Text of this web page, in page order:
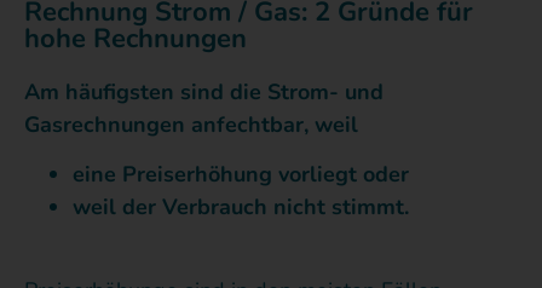
Rechnung Strom / Gas: 2 Gründe für
hohe Rechnungen
Am häufigsten sind die Strom- und
Gasrechnungen anfechtbar, weil
eine Preiserhöhung vorliegt oder
weil der Verbrauch nicht stimmt.